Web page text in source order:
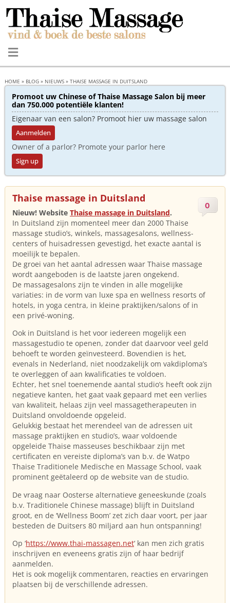
HOME » BLOG » NIEUWS » THAISE MASSAGE IN DUITSLAND
Promoot uw Chinese of Thaise Massage Salon bij meer
dan 750.000 potentiële klanten!
Eigenaar van een salon? Promoot hier uw massage salon
Aanmelden
Owner of a parlor? Promote your parlor here
Sign up
Thaise massage in Duitsland
0
Nieuw! Website Thaise massage in Duitsland.
In Duitsland zijn momenteel meer dan 2000 Thaise
massage studio’s, winkels, massagesalons, wellness-
centers of huisadressen gevestigd, het exacte aantal is
moeilijk te bepalen.
De groei van het aantal adressen waar Thaise massage
wordt aangeboden is de laatste jaren ongekend.
De massagesalons zijn te vinden in alle mogelijke
variaties: in de vorm van luxe spa en wellness resorts of
hotels, in yoga centra, in kleine praktijken/salons of in
een privé-woning.
Ook in Duitsland is het voor iedereen mogelijk een
massagestudio te openen, zonder dat daarvoor veel geld
behoeft te worden geïnvesteerd. Bovendien is het,
evenals in Nederland, niet noodzakelijk om vakdiploma’s
te overleggen of aan kwalificaties te voldoen.
Echter, het snel toenemende aantal studio’s heeft ook zijn
negatieve kanten, het gaat vaak gepaard met een verlies
van kwaliteit, helaas zijn veel massagetherapeuten in
Duitsland onvoldoende opgeleid.
Gelukkig bestaat het merendeel van de adressen uit
massage praktijken en studio’s, waar voldoende
opgeleide Thaise masseuses beschikbaar zijn met
certificaten en vereiste diploma’s van b.v. de Watpo
Thaise Traditionele Medische en Massage School, vaak
prominent geëtaleerd op de website van de studio.
De vraag naar Oosterse alternatieve geneeskunde (zoals
b.v. Traditionele Chinese massage) blijft in Duitsland
groot, en de ‘Wellness Boom’ zet zich daar voort, per jaar
besteden de Duitsers 80 miljard aan hun ontspanning!
Op ‘https://www.thai-massagen.net‘ kan men zich gratis
inschrijven en eveneens gratis zijn of haar bedrijf
aanmelden.
Het is ook mogelijk commentaren, reacties en ervaringen
plaatsen bij de verschillende adressen.